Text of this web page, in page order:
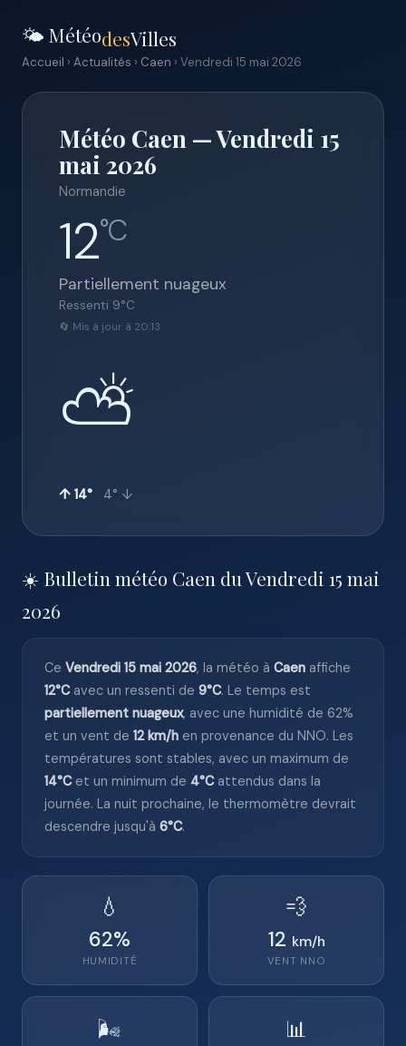
🌤️ MétéodesVilles
Accueil › Actualités › Caen › Vendredi 15 mai 2026
Météo Caen — Vendredi 15
mai 2026
Normandie
12°C
Partiellement nuageux
Ressenti 9°C
🔄 Mis à jour à 20:13
⛅
↑ 14° 4° ↓
☀️ Bulletin météo Caen du Vendredi 15 mai
2026
Ce Vendredi 15 mai 2026, la météo à Caen affiche
12°Cavec un ressenti de 9°C. Le temps est
partiellement nuageux, avec une humidité de 62%
et un vent de 12 km/h en provenance du NNO. Les
températures sont stables, avec un maximum de
14°Cet un minimum de 4°Cattendus dans la
journée. La nuit prochaine, le thermomètre devrait
descendre jusqu'à 6°C.
💧
62%
HUMIDITÉ
💨
12 km/h
VENT NNO
🌬️ 📊